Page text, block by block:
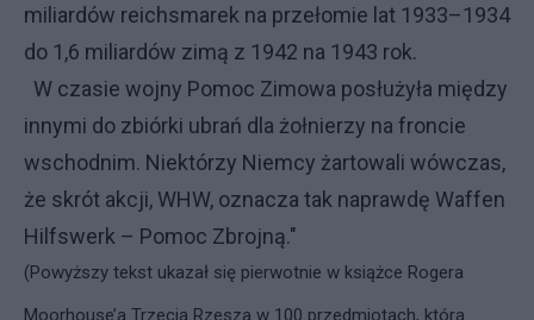
miliardów reichsmarek na przełomie lat 1933–1934
do 1,6 miliardów zimą z 1942 na 1943 rok.
W czasie wojny Pomoc Zimowa posłużyła między
innymi do zbiórki ubrań dla żołnierzy na froncie
wschodnim. Niektórzy Niemcy żartowali wówczas,
że skrót akcji, WHW, oznacza tak naprawdę Waffen
Hilfswerk – Pomoc Zbrojną."
(Powyższy tekst ukazał się pierwotnie w książce Rogera
Moorhouse’a Trzecia Rzesza w 100 przedmiotach, która